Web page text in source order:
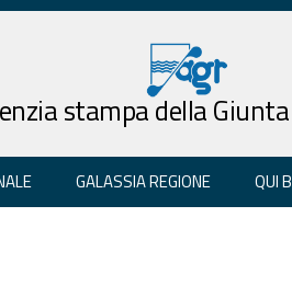
stampa della
GALASSIA REGIONE QUI